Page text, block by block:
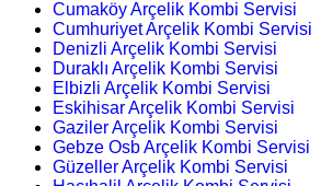
Cumaköy Arçelik Kombi Servisi
Cumhuriyet Arçelik Kombi Servisi
Denizli Arçelik Kombi Servisi
Duraklı Arçelik Kombi Servisi
Elbizli Arçelik Kombi Servisi
Eskihisar Arçelik Kombi Servisi
Gaziler Arçelik Kombi Servisi
Gebze Osb Arçelik Kombi Servisi
Güzeller Arçelik Kombi Servisi